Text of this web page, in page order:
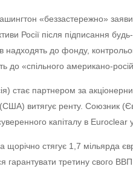
«беззастережно»
Росії після підписання
надходять до фонду,
до «спільного американо-
стає партнером за
витягує ренту. Союзник
капіталу в
щорічно стягує 1,7 мільярда
гарантувати третину свого